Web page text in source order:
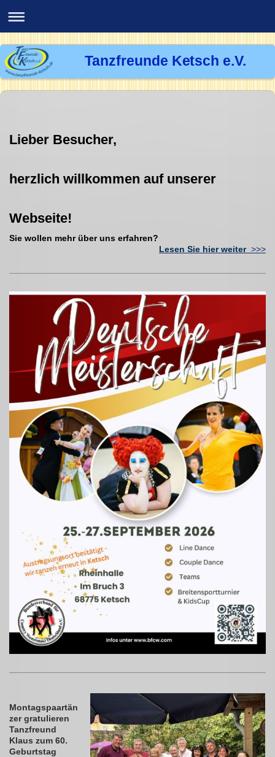
Tanzfreunde Ketsch e.V.
Lieber Besucher,
herzlich willkommen auf unserer
Webseite!
Sie wollen mehr über uns erfahren?
Lesen Sie hier weiter >>>
Montagspaartän
zer gratulieren
Tanzfreund
Klaus zum 60.
Geburtstag